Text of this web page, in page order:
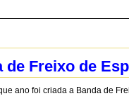
Freixo de
ano foi criada a Banda de